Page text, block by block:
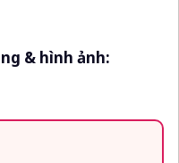
& hình ảnh: